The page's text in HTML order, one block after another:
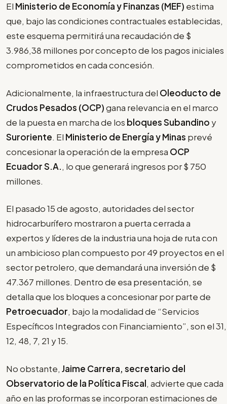
El Ministerio de Economía y Finanzas (MEF) estima
que, bajo las condiciones contractuales establecidas,
este esquema permitirá una recaudación de $
3.986,38 millones por concepto de los pagos iniciales
comprometidos en cada concesión.
Adicionalmente, la infraestructura del Oleoducto de
Crudos Pesados (OCP)gana relevancia en el marco
de la puesta en marcha de los bloques Subandino y
Suroriente. El Ministerio de Energía y Minas prevé
concesionar la operación de la empresa OCP
Ecuador S.A., lo que generará ingresos por $ 750
millones.
El pasado 15 de agosto, autoridades del sector
hidrocarburífero mostraron a puerta cerrada a
expertos y líderes de la industria una hoja de ruta con
un ambicioso plan compuesto por 49 proyectos en el
sector petrolero, que demandará una inversión de $
47.367 millones. Dentro de esa presentación, se
detalla que los bloques a concesionar por parte de
Petroecuador, bajo la modalidad de “Servicios
Específicos Integrados con Financiamiento”, son el 31,
12, 48, 7, 21 y 15.
No obstante, Jaime Carrera, secretario del
Observatorio de la Política Fiscal, advierte que cada
año en las proformas se incorporan estimaciones de